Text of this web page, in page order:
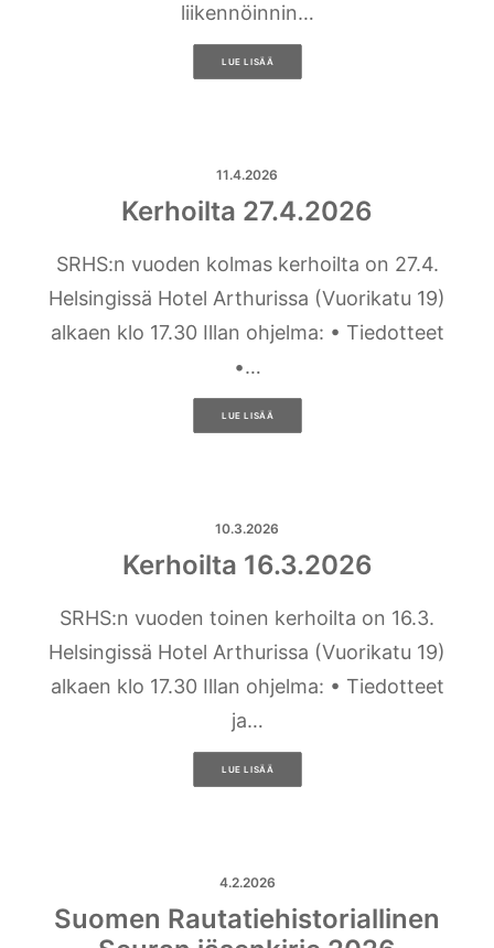
liikennöinnin…
LUE LISÄÄ
11.4.2026
Kerhoilta 27.4.2026
SRHS:n vuoden kolmas kerhoilta on 27.4.
Helsingissä Hotel Arthurissa (Vuorikatu 19)
alkaen klo 17.30 Illan ohjelma: • Tiedotteet
•…
LUE LISÄÄ
10.3.2026
Kerhoilta 16.3.2026
SRHS:n vuoden toinen kerhoilta on 16.3.
Helsingissä Hotel Arthurissa (Vuorikatu 19)
alkaen klo 17.30 Illan ohjelma: • Tiedotteet
ja…
LUE LISÄÄ
4.2.2026
Suomen Rautatiehistoriallinen